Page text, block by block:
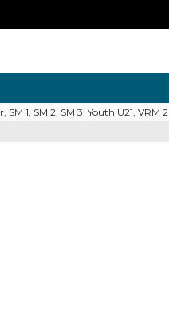
1, SM 2, SM 3, Youth U21, VRM 2